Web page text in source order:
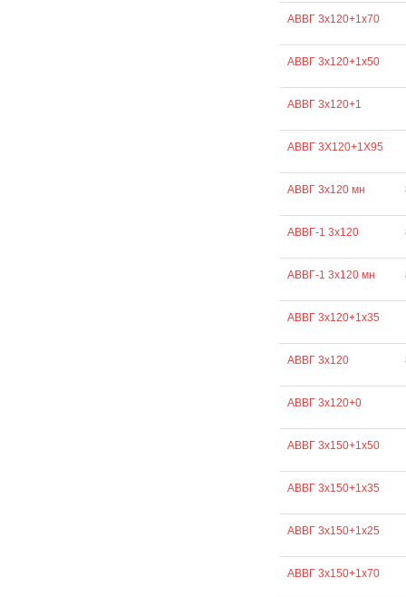
АВВГ 3х120+1х70
АВВГ 3х120+1х50
АВВГ 3х120+1
АВВГ 3Х120+1Х95
АВВГ 3х120 мн
АВВГ-1 3х120
АВВГ-1 3х120 мн
АВВГ 3х120+1х35
АВВГ 3х120
АВВГ 3х120+0
АВВГ 3х150+1х50
АВВГ 3х150+1х35
АВВГ 3х150+1х25
АВВГ 3х150+1х70